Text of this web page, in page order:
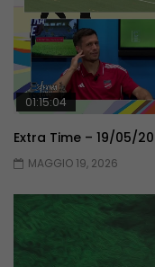
01:15:04
Extra Time – 19/05/
MAGGIO 19, 2026